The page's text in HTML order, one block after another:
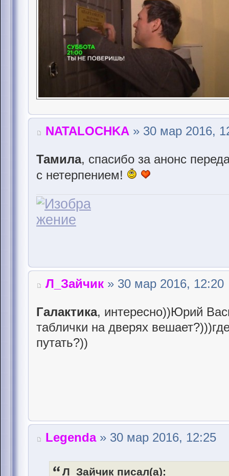
NATALOCHKA » 30 мар 2016,
Тамила, спасибо за анонс
с нетерпением!
Л_Зайчик » 30 мар 2016, 12:20
Галактика, интересно))Юрий
таблички на дверях
путать?))
Legenda» 30 мар 2016, 12:25
Л_Зайчик писал(а):